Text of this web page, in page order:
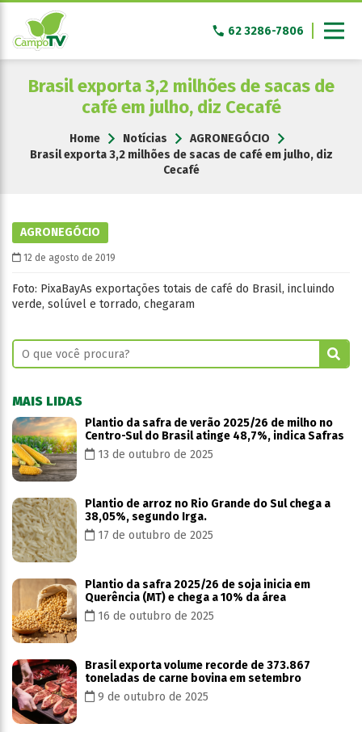
Pular
conteúdo
62 3286-7806
Brasil exporta 3,2 milhões de sacas de
café em julho, diz Cecafé
Home Notícias
AGRONEGÓCIO
Brasil exporta 3,2 milhões de sacas de café em julho, diz
Cecafé
AGRONEGÓCIO
12 de agosto de 2019
Foto: PixaBayAs exportações totais de café do Brasil, incluindo
verde, solúvel e torrado, chegaram
MAIS LIDAS
Plantio da safra de verão 2025/26 de milho no
Centro-Sul do Brasil atinge 48,7%, indica Safras
13 de outubro de 2025
Plantio de arroz no Rio Grande do Sul chega a
38,05%, segundo Irga.
17 de outubro de 2025
Plantio da safra 2025/26 de soja inicia em
Querência (MT) e chega a 10% da área
16 de outubro de 2025
Brasil exporta volume recorde de 373.867
toneladas de carne bovina em setembro
9 de outubro de 2025